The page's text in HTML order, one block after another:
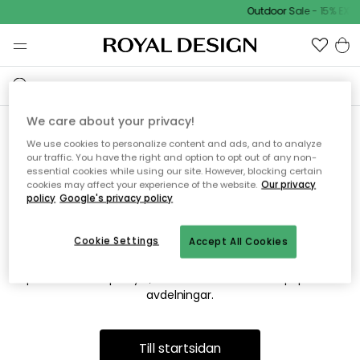
Outdoor Sale - 15%
Vi hittar tyvärr inte sidan du
söker
Detta kan bero på att sidan inte längre finns eller att den har
flyttats. Vi ber om ursäkt för besväret. I menyn ovan kan du
prova att söka på nytt, eller besöka en av våra populära
avdelningar.
Till startsidan
We care about your privacy!
We use cookies to personalize content and ads, and to analyze
our traffic. You have the right and option to opt out of any non-
essential cookies while using our site. However, blocking certain
cookies may affect your experience of the website. Our privacy
policy Google's privacy policy
Accept All Cookies
Cookie Settings